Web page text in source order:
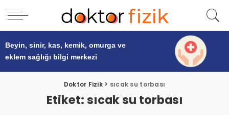
Beyin, sinir, kas, kemik, omurga ve
eklem sağlığı bilgi merkezi
Doktor Fizik > sıcak su torbası
Etiket:sıcak su torbası